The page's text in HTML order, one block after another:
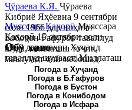
Муяссара ҚаҳорӣМуяссара
Қаҳорӣ 15 октябри соли
1979 дар шаҳри Хуҷанд
таваллуд шудааст. Миллаташ
тоҷик. Маълумот олӣ. Соли
2002 Донишгоҳи давлатии
Хуҷанд ба...
Ҷӯраева К.Я. Ҷӯраева
Кибриё Яҳёевна 9 сентябри
соли 1966 дар ноҳияи
Бобоҷон Ғафуров таваллуд
шуда, миллаташ тоҷик,
маълумот олӣ мебошад.
Соли 1997 Донишг...
Обу хаво
Погода в Хуҷанд
Погода в Б.Ғафуров
Погода в Бустон
Погода в Конибодом
Погода в Исфара